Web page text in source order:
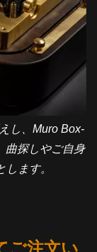
し、Muro Box-
曲探しやご自身
ます。